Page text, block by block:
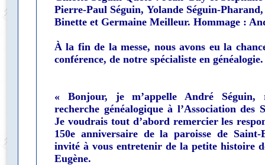
Pierre-Paul Séguin, Yolande Séguin-
Binette et Germaine Meilleur. Hommage :
À la fin de la messe, nous avons eu la
conférence, de notre spécialiste en
« Bonjour, je m’appelle André Séguin,
recherche généalogique à l’Association des
Je voudrais tout d’abord remercier les
150e anniversaire de la paroisse de Saint-
invité à vous entretenir de la petite histoire
Eugène.